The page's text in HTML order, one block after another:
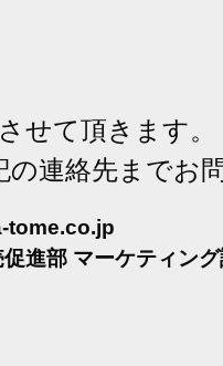
せて頂きます。
連絡先までお
tome.co.jp
進部 マーケティン